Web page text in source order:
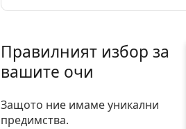
Правилният избор за
вашите очи
Защото ние имаме уникални
предимства.